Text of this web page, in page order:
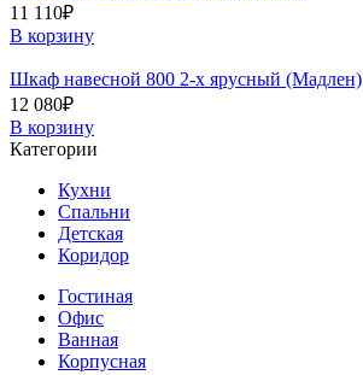
11 110₽
В корзину
Шкаф навесной 800 2-х ярусный (Мадлен)
12 080₽
В корзину
Категории
Кухни
Спальни
Детская
Коридор
Гостиная
Офис
Ванная
Корпусная